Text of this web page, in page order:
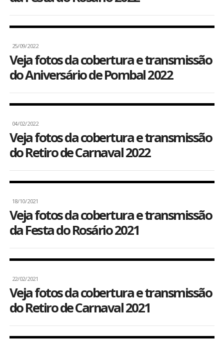
25/09/2022
Veja fotos da cobertura e transmissão
do Aniversário de Pombal 2022
04/02/2022
Veja fotos da cobertura e transmissão
do Retiro de Carnaval 2022
18/10/2021
Veja fotos da cobertura e transmissão
da Festa do Rosário 2021
22/02/2021
Veja fotos da cobertura e transmissão
do Retiro de Carnaval 2021